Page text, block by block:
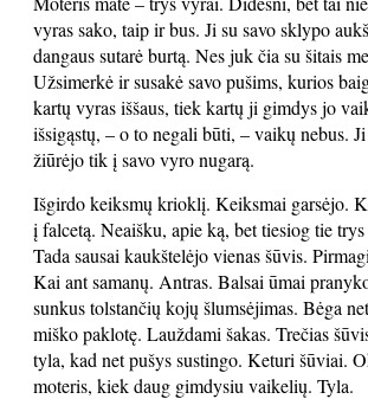
vyras sako, taip ir bus. Ji su savo sklypo
dangaus sutarė burtą. Nes juk čia su šitais
Užsimerkė ir susakė savo pušims, kurios
kartų vyras iššaus, tiek kartų ji gimdys jo
išsigąstų, – o to negali būti, – vaikų nebus.
žiūrėjo tik į savo vyro nugarą.
Išgirdo keiksmų krioklį. Keiksmai garsėjo.
į falcetą. Neaišku, apie ką, bet tiesiog tie trys
Tada sausai kaukštelėjo vienas šūvis.
Kai ant samanų. Antras. Balsai ūmai
sunkus tolstančių kojų šlumsėjimas. Bėga
miško paklotę. Lauždami šakas. Trečias
tyla, kad net pušys sustingo. Keturi šūviai.
moteris, kiek daug gimdysiu vaikelių. Tyla.